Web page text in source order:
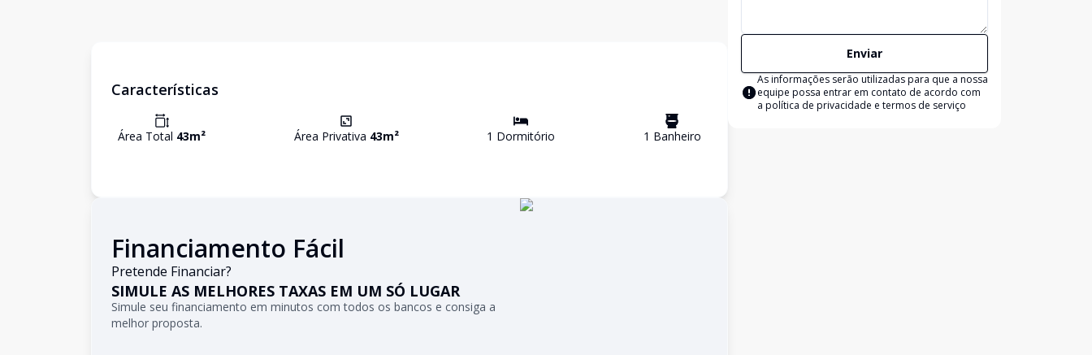
Características
Área Total 43m² Área Privativa 43m² 1 Dormitório 1 Banheiro
Financiamento Fácil
Pretende Financiar?
SIMULE AS MELHORES TAXAS EM UM SÓ LUGAR
Simule seu financiamento em minutos com todos os bancos e consiga a
melhor proposta.
Enviar
As informações serão utilizadas para que a nossa
equipe possa entrar em contato de acordo com
a política de privacidade e termos de serviço